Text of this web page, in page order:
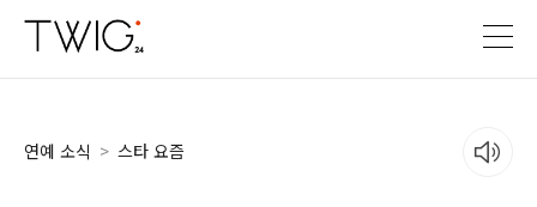
연예 소식 > 스타 요즘